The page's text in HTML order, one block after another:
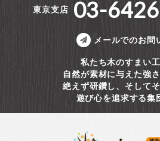
東京支店 03-
メールでのお問
私たち木のすまい工
自然が素材に与えた強
絶えず研鑽し、そして
遊び心を追求する集